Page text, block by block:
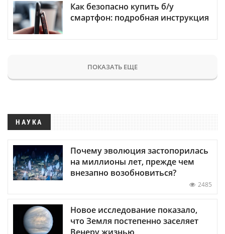
Как безопасно купить б/у
смартфон: подробная инструкция
ПОКАЗАТЬ ЕЩЕ
НАУКА
Почему эволюция застопорилась
на миллионы лет, прежде чем
внезапно возобновиться?
2485
Новое исследование показало,
что Земля постепенно заселяет